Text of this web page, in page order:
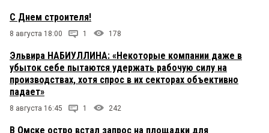
С Днем строителя!
8 августа 18:00 1 178
Эльвира НАБИУЛЛИНА: «Некоторые компании даже в
убыток себе пытаются удержать рабочую силу на
производствах, хотя спрос в их секторах объективно
падает»
8 августа 16:45 1 242
В Омске остро встал запрос на площадки для